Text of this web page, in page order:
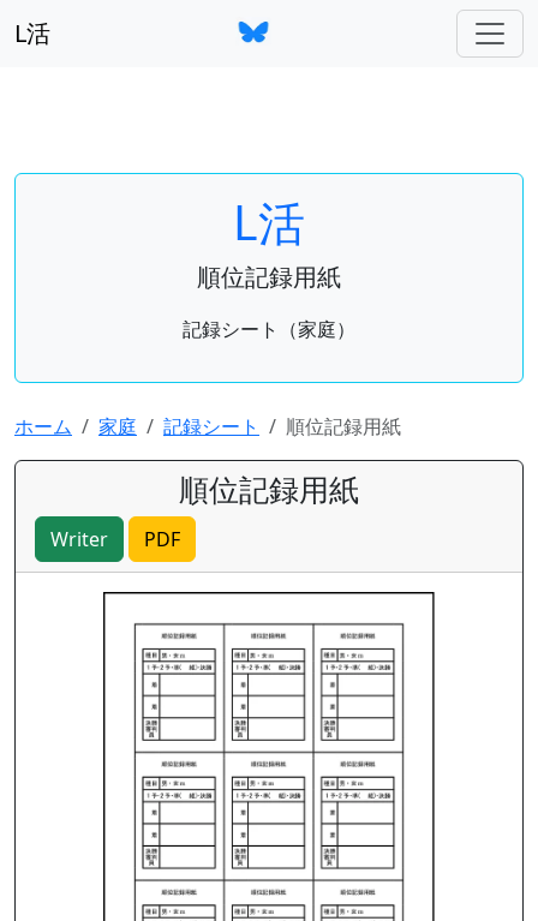
L活
L活
順位記録用紙
記録シート（家庭）
ホーム 家庭 記録シート 順位記録用紙
順位記録用紙
Writer PDF